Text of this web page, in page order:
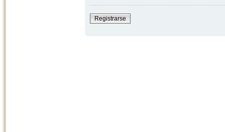
Registrarse